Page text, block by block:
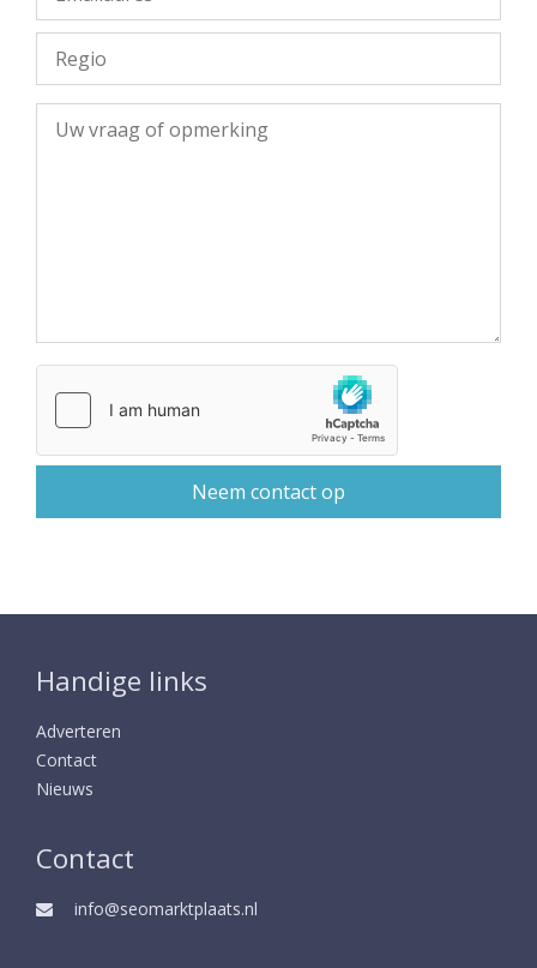
Handige links
Adverteren
Contact
Nieuws
Contact
info@seomarktplaats.nl